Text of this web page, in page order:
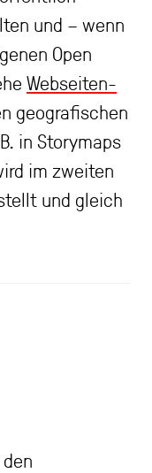
und – wenn
Open
Webseiten-
geografischen
in Storymaps
im zweiten
und gleich